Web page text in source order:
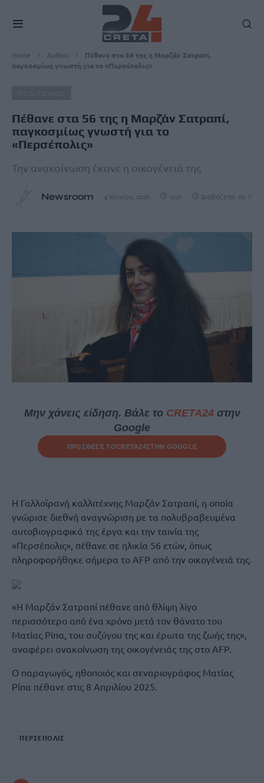
Home Άρθρα
Πέθανε στα 56 της η Μαρζάν Σατραπί,
παγκοσμίως γνωστή για το «Περσέπολις»
Πέθανε στα 56 της η Μαρζάν Σατραπί,
παγκοσμίως γνωστή για το
«Περσέπολις»
Την ανακοίνωση έκανε η οικογένειά της
Newsroom 4 Ιουνίου, 2026 12:21 Διαβάζεται σε 1'
Μην χάνεις είδηση. Βάλε το CRETA24στην
Google
ΠΡΟΣΘΕΣΕ ΤΟCRETA24ΣΤΗΝ GOOGLE
Η Γαλλοϊρανή καλλιτέχνης Μαρζάν Σατραπί, η οποία
γνώρισε διεθνή αναγνώριση με τα πολυβραβευμένα
αυτοβιογραφικά της έργα και την ταινία της
«Περσέπολις», πέθανε σε ηλικία 56 ετών, όπως
πληροφορήθηκε σήμερα το AFP από την οικογένειά της.
«Η Μαρζάν Σατραπί πέθανε από θλίψη λίγο
περισσότερο από ένα χρόνο μετά τον θάνατο του
Ματίας Ρίπα, του συζύγου της και έρωτα της ζωής της»,
αναφέρει ανακοίνωση της οικογένειάς της στο AFP.
Ο παραγωγός, ηθοποιός και σεναριογράφος Ματίας
Ρίπα πέθανε στις 8 Απριλίου 2025.
ΠΕΡΣΕΠΟΛΙΣ